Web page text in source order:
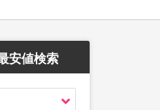
安値検索